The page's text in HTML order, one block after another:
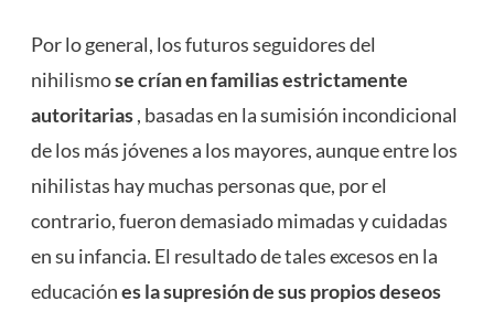
Por lo general, los futuros seguidores del
nihilismose crían en familias estrictamente
autoritarias, basadas en la sumisión incondicional
de los más jóvenes a los mayores, aunque entre los
nihilistas hay muchas personas que, por el
contrario, fueron demasiado mimadas y cuidadas
en su infancia. El resultado de tales excesos en la
educaciónes la supresión de sus propios deseos